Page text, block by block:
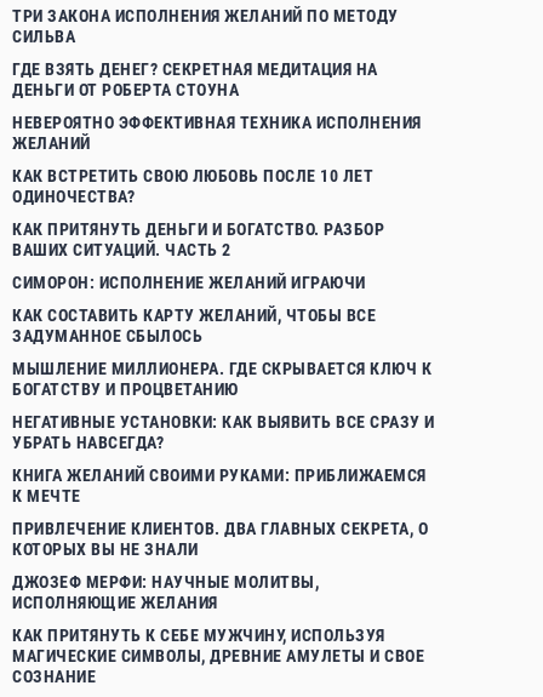
ТРИ ЗАКОНА ИСПОЛНЕНИЯ ЖЕЛАНИЙ ПО МЕТОДУ
СИЛЬВА
ГДЕ ВЗЯТЬ ДЕНЕГ? СЕКРЕТНАЯ МЕДИТАЦИЯ НА
ДЕНЬГИ ОТ РОБЕРТА СТОУНА
НЕВЕРОЯТНО ЭФФЕКТИВНАЯ ТЕХНИКА ИСПОЛНЕНИЯ
ЖЕЛАНИЙ
КАК ВСТРЕТИТЬ СВОЮ ЛЮБОВЬ ПОСЛЕ 10 ЛЕТ
ОДИНОЧЕСТВА?
КАК ПРИТЯНУТЬ ДЕНЬГИ И БОГАТСТВО. РАЗБОР
ВАШИХ СИТУАЦИЙ. ЧАСТЬ 2
СИМОРОН: ИСПОЛНЕНИЕ ЖЕЛАНИЙ ИГРАЮЧИ
КАК СОСТАВИТЬ КАРТУ ЖЕЛАНИЙ, ЧТОБЫ ВСЕ
ЗАДУМАННОЕ СБЫЛОСЬ
МЫШЛЕНИЕ МИЛЛИОНЕРА. ГДЕ СКРЫВАЕТСЯ КЛЮЧ К
БОГАТСТВУ И ПРОЦВЕТАНИЮ
НЕГАТИВНЫЕ УСТАНОВКИ: КАК ВЫЯВИТЬ ВСЕ СРАЗУ И
УБРАТЬ НАВСЕГДА?
КНИГА ЖЕЛАНИЙ СВОИМИ РУКАМИ: ПРИБЛИЖАЕМСЯ
К МЕЧТЕ
ПРИВЛЕЧЕНИЕ КЛИЕНТОВ. ДВА ГЛАВНЫХ СЕКРЕТА, О
КОТОРЫХ ВЫ НЕ ЗНАЛИ
ДЖОЗЕФ МЕРФИ: НАУЧНЫЕ МОЛИТВЫ,
ИСПОЛНЯЮЩИЕ ЖЕЛАНИЯ
КАК ПРИТЯНУТЬ К СЕБЕ МУЖЧИНУ, ИСПОЛЬЗУЯ
МАГИЧЕСКИЕ СИМВОЛЫ, ДРЕВНИЕ АМУЛЕТЫ И СВОЕ
СОЗНАНИЕ